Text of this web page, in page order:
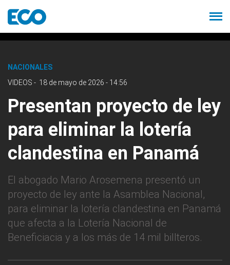
NACIONALES
VIDEOS - 18 de mayo de 2026 - 14:56
Presentan proyecto de ley
para eliminar la lotería
clandestina en Panamá
El abogado Mario Arosemena presentó un
proyecto de ley ante la Asamblea Nacional,
para eliminar la lotería clandestina en Panamá
que afecta a la Lotería Nacional de
Beneficiacia y a los más de 14 mil billteros.